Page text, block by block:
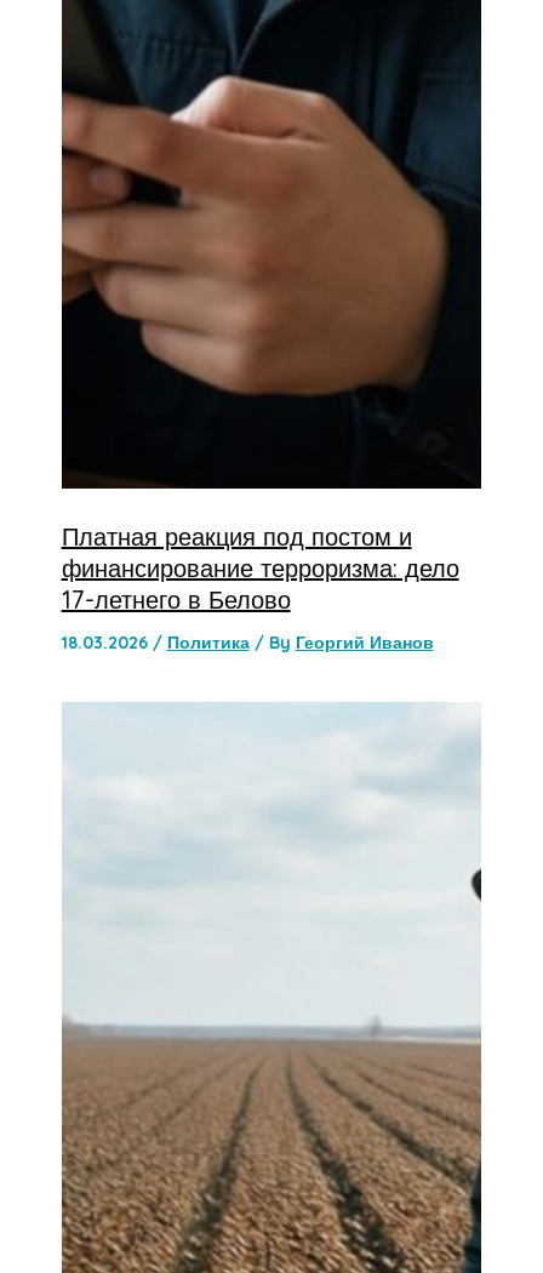
Платная реакция под постом и
финансирование терроризма: дело
17-летнего в Белово
18.03.2026 / Политика/ By Георгий Иванов